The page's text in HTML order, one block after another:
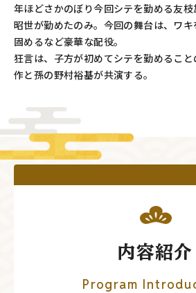
年ほどさかのぼり今回シテを勤める友
昭世が勤めたのみ。今回の舞台は、ワ
固めるなど豪華な配役。
狂言は、子方が初めてシテを勤めるこ
作と孫の野村裕基が共演する。
内容紹介
Program